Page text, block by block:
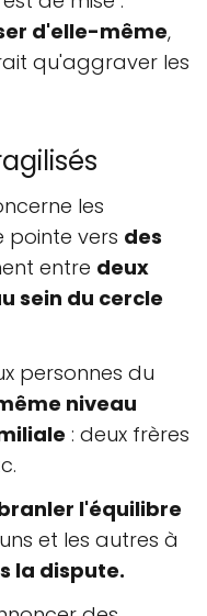
d'elle-même,
qu'aggraver les
les
pointe vers des
entre deux
sein du cercle
personnes du
niveau
: deux frères
l'équilibre
et les autres à
la dispute.